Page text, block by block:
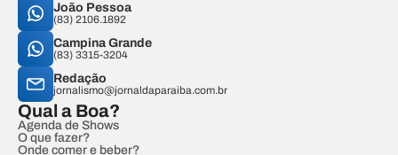
João Pessoa
(83) 2106.1892
Campina Grande
(83) 3315-3204
Redação
jornalismo@jornaldaparaiba.com.br
Qual a Boa?
Agenda de Shows
O que fazer?
Onde comer e beber?